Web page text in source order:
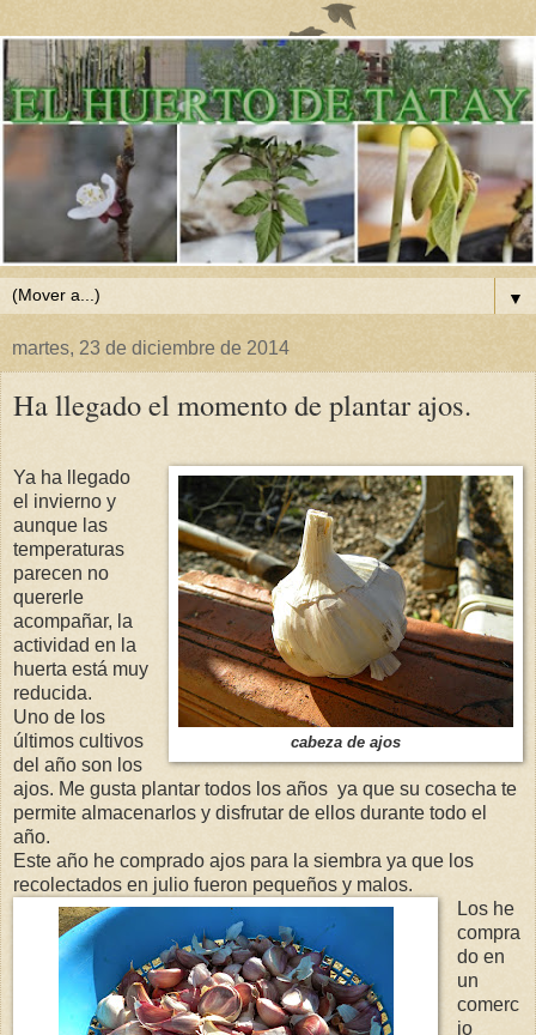
▼
martes, 23 de diciembre de 2014
Ha llegado el momento de plantar ajos.
cabeza de ajos
Ya ha llegado
el invierno y
aunque las
temperaturas
parecen no
quererle
acompañar, la
actividad en la
huerta está muy
reducida.
Uno de los
últimos cultivos
del año son los
ajos. Me gusta plantar todos los años ya que su cosecha te
permite almacenarlos y disfrutar de ellos durante todo el
año.
Este año he comprado ajos para la siembra ya que los
recolectados en julio fueron pequeños y malos.
Los he
compra
do en
un
comerc
io